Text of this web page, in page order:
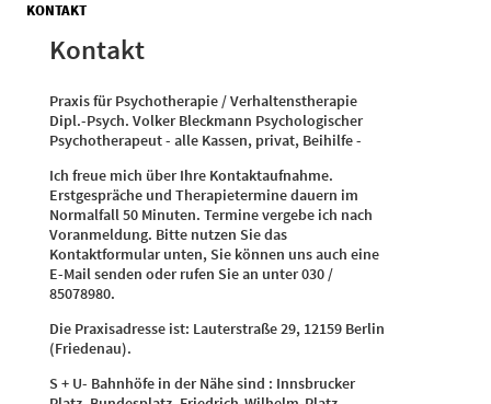
KONTAKT
Kontakt
Praxis für Psychotherapie / Verhaltenstherapie
Dipl.-Psych. Volker Bleckmann Psychologischer
Psychotherapeut - alle Kassen, privat, Beihilfe -
Ich freue mich über Ihre Kontaktaufnahme.
Erstgespräche und Therapietermine dauern im
Normalfall 50 Minuten. Termine vergebe ich nach
Voranmeldung. Bitte nutzen Sie das
Kontaktformular unten, Sie können uns auch eine
E-Mailsenden oder rufen Sie an unter 030 /
85078980.
Die Praxisadresse ist: Lauterstraße 29, 12159 Berlin
(Friedenau).
S + U- Bahnhöfe in der Nähe sind : Innsbrucker